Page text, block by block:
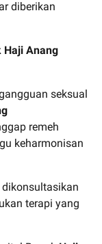
diberikan
Haji Anang
seksual
remeh
keharmonisan
terapi yang